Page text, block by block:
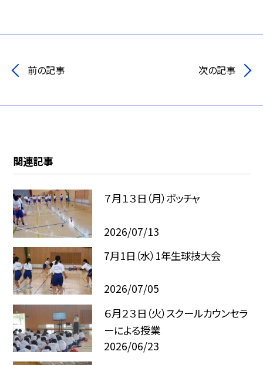
前の記事 次の記事
関連記事
７月１３日（月）ボッチャ
2026/07/13
7月1日（水）1年生球技大会
2026/07/05
６月２３日（火）スクールカウンセラ
ーによる授業
2026/06/23